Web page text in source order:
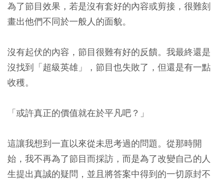
為了節目效果，若是沒有套好的內容或剪接，很難刻
畫出他們不同於一般人的面貌。
沒有起伏的內容，節目很難有好的反饋。我最終還是
沒找到「超級英雄」，節目也失敗了，但還是有一點
收穫。
「或許真正的價值就在於平凡吧？」
這讓我想到一直以來從未思考過的問題。從那時開
始，我不再為了節目而採訪，而是為了改變自己的人
生提出真誠的疑問，並且將答案中得到的一切原封不